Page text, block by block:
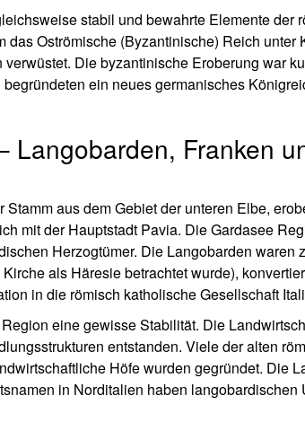
stabil und bewahrte Elemente der
das Oströmische (Byzantinische) Reich
Die byzantinische Eroberung war
ein neues germanisches
Langobarden, Franken
aus dem Gebiet der unteren Elbe,
mit der Hauptstadt Pavia. Die Gardasee
Herzogtümer. Die Langobarden waren
als Häresie betrachtet wurde),
in die römisch katholische Gesellschaft
eine gewisse Stabilität. Die
entstanden. Viele der alten
Höfe wurden gegründet. Die
in Norditalien haben langobardischen